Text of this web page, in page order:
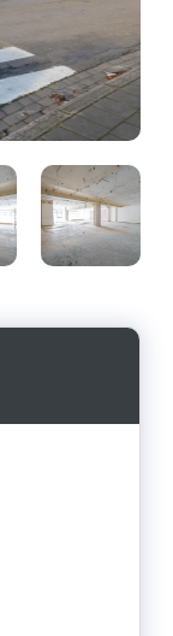
Photo
de
l'album